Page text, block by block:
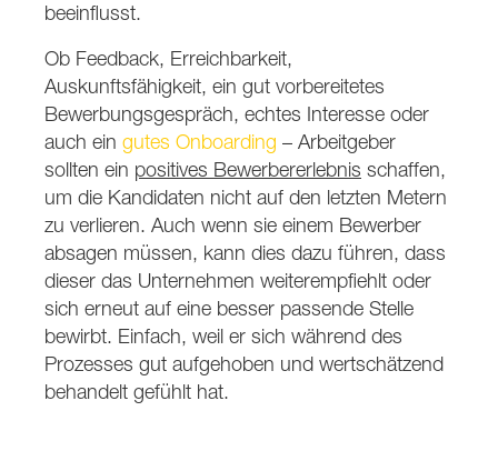
beeinflusst.
Ob Feedback, Erreichbarkeit,
Auskunftsfähigkeit, ein gut vorbereitetes
Bewerbungsgespräch, echtes Interesse oder
auch ein gutes Onboarding – Arbeitgeber
sollten ein positives Bewerbererlebnis schaffen,
um die Kandidaten nicht auf den letzten Metern
zu verlieren. Auch wenn sie einem Bewerber
absagen müssen, kann dies dazu führen, dass
dieser das Unternehmen weiterempfiehlt oder
sich erneut auf eine besser passende Stelle
bewirbt. Einfach, weil er sich während des
Prozesses gut aufgehoben und wertschätzend
behandelt gefühlt hat.